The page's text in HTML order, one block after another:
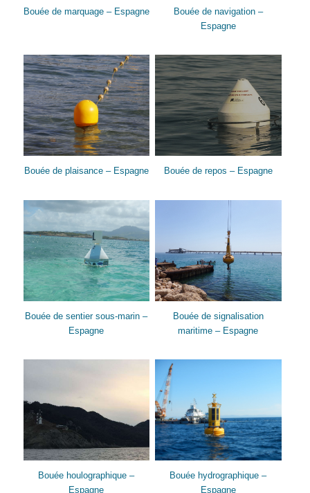
Bouée de marquage – Espagne
Bouée de navigation –
Espagne
Bouée de plaisance – Espagne Bouée de repos – Espagne
Bouée de sentier sous-marin –
Espagne
Bouée de signalisation
maritime – Espagne
Bouée houlographique –
Espagne
Bouée hydrographique –
Espagne